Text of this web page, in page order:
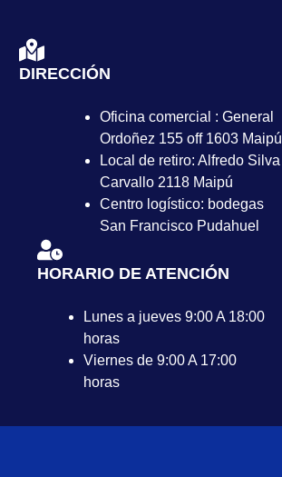
DIRECCIÓN
Oficina comercial : General
Ordoñez 155 off 1603 Maipú
Local de retiro: Alfredo Silva
Carvallo 2118 Maipú
Centro logístico: bodegas
San Francisco Pudahuel
HORARIO DE ATENCIÓN
Lunes a jueves 9:00 A 18:00
horas
Viernes de 9:00 A 17:00
horas